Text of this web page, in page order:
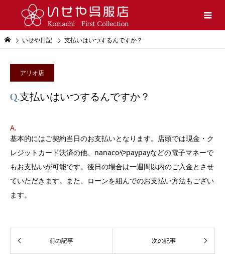
いせや日記 支払いはいつするんですか？
アリオ店
Q.支払いはいつするんですか？
A.
基本的にはご契約当日のお支払いとなります。店頭では現金・ク
レジットカード決済の他、nanacoやpaypayなどの電子マネーで
もお支払いが可能です。後日の場合は一週間以内のご入金とさせ
ていただきます。また、ローンを組んでのお支払い方法もござい
ます。